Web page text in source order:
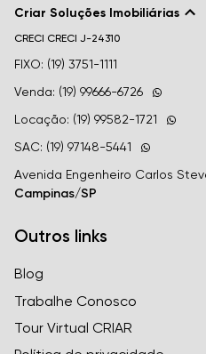
Criar Soluções Imobiliárias
CRECI CRECI J-24310
FIXO: (19) 3751-1111
Venda: (19) 99666-6726
Locação: (19) 99582-1721
SAC: (19) 97148-5441
Avenida Engenheiro Carlos
Campinas/SP
Outros links
Blog
Trabalhe Conosco
Tour Virtual CRIAR